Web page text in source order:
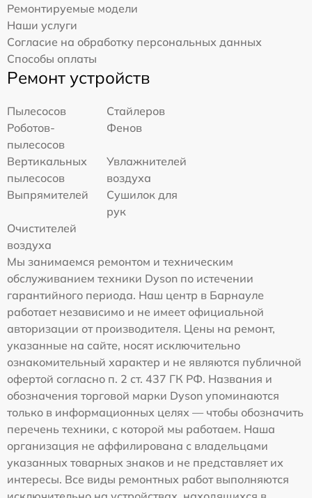
Ремонтируемые модели
Наши услуги
Согласие на обработку персональных данных
Способы оплаты
Ремонт устройств
Пылесосов
Стайлеров
Роботов-
пылесосов
Фенов
Вертикальных
пылесосов
Увлажнителей
воздуха
Выпрямителей
Сушилок для
рук
Очистителей
воздуха
Мы занимаемся ремонтом и техническим
обслуживанием техники Dyson по истечении
гарантийного периода. Наш центр в Барнауле
работает независимо и не имеет официальной
авторизации от производителя. Цены на ремонт,
указанные на сайте, носят исключительно
ознакомительный характер и не являются публичной
офертой согласно п. 2 ст. 437 ГК РФ. Названия и
обозначения торговой марки Dyson упоминаются
только в информационных целях — чтобы обозначить
перечень техники, с которой мы работаем. Наша
организация не аффилирована с владельцами
указанных товарных знаков и не представляет их
интересы. Все виды ремонтных работ выполняются